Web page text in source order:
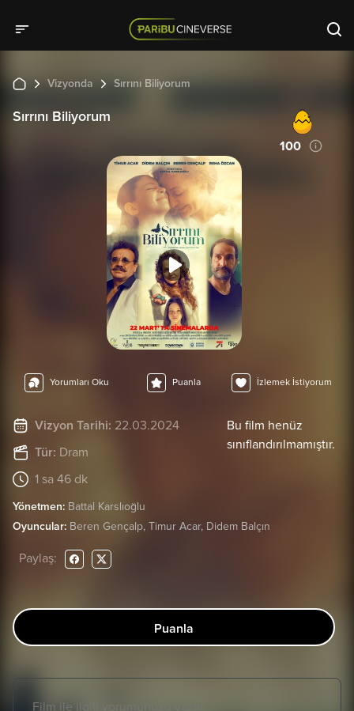
Vizyonda Sırrını Biliyorum
Sırrını Biliyorum
100
Yorumları Oku Puanla İzlemek İstiyorum
Vizyon Tarihi: 22.03.2024
Tür: Dram
1 sa 46 dk
Bu film henüz
sınıflandırılmamıştır.
Yönetmen: Battal Karslıoğlu
Oyuncular: Beren Gençalp, Timur Acar, Didem Balçın
Paylaş:
Puanla